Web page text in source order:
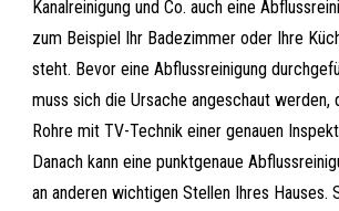
Kanalreinigung und Co. auch eine
zum Beispiel Ihr Badezimmer oder Ihre
steht. Bevor eine Abflussreinigung
muss sich die Ursache angeschaut werden,
Rohre mit TV-Technik einer genauen
Danach kann eine punktgenaue
an anderen wichtigen Stellen Ihres Hauses.